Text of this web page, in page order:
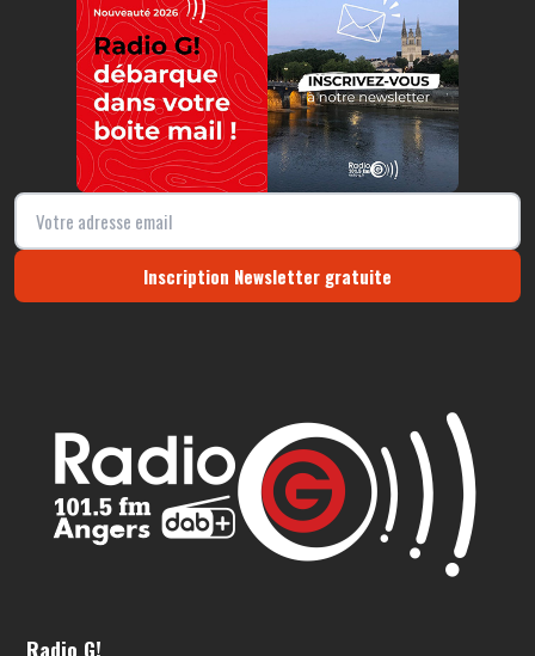
Inscription Newsletter gratuite
Radio G!